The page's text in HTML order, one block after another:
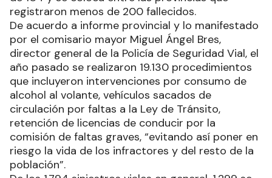
registraron menos de 200 fallecidos.
De acuerdo a informe provincial y lo manifestado
por el comisario mayor Miguel Ángel Bres,
director general de la Policía de Seguridad Vial, el
año pasado se realizaron 19.130 procedimientos
que incluyeron intervenciones por consumo de
alcohol al volante, vehículos sacados de
circulación por faltas a la Ley de Tránsito,
retención de licencias de conducir por la
comisión de faltas graves, “evitando así poner en
riesgo la vida de los infractores y del resto de la
población”.